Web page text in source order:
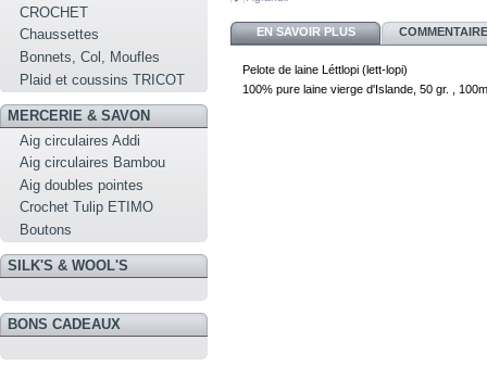
CROCHET
Chaussettes
Bonnets, Col, Moufles
Plaid et coussins TRICOT
MERCERIE & SAVON
Aig circulaires Addi
Aig circulaires Bambou
Aig doubles pointes
Crochet Tulip ETIMO
Boutons
SILK'S & WOOL'S
BONS CADEAUX
EN SAVOIR PLUS
Pelote de laine Léttlopi (lett-lopi)
100% pure laine vierge d'Islande, 50 gr. , 100m